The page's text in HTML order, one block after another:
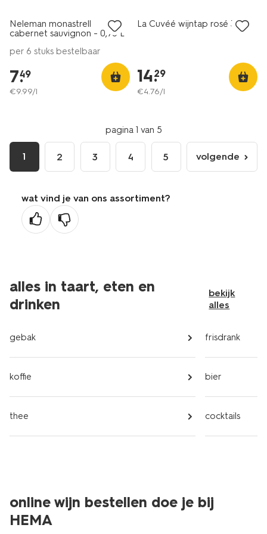
8.5
Neleman monastrell
cabernet sauvignon - 0,75 L
per 6 stuks bestelbaar
7.
49
€9.99/l
La Cuvéé wijntap rosé 3L
14.
29
€4.76/l
pagina 1 van 5
1 2 3 4 5
volgende
pagina
volgende
wat vind je van ons assortiment?
alles in taart, eten en
drinken
bekijk
alles
gebak
koffie
thee
frisdrank
bier
cocktails
online wijn bestellen doe je bij
HEMA